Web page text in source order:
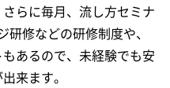
さらに毎月、流し方セミナ
修などの研修制度や、
あるので、未経験でも安
来ます。